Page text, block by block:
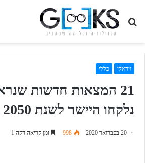
חיפוש
בגיקס...
ויראלי כללי
21 המצאות חדשות
נלקחו היישר לשנת 2050
20 בפברואר 2020 998 זמן קריאה דקה 1